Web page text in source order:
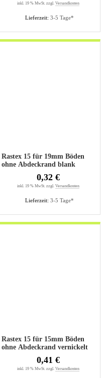
Lieferzeit: 3-5 Tage*
inkl. 19 % MwSt. zzgl. Versandkosten
Rastex 15 für 19mm Böden
ohne Abdeckrand blank
Lieferzeit: 3-5 Tage*
0,32 €
inkl. 19 % MwSt. zzgl. Versandkosten
Rastex 15 für 15mm Böden
ohne Abdeckrand vernickelt
0,41 €
inkl. 19 % MwSt. zzgl. Versandkosten